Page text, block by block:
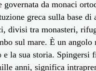
da monaci
greca sulla base
divisi tra monasteri,
sul mare. È un angolo
la sua storia.
anni, significa